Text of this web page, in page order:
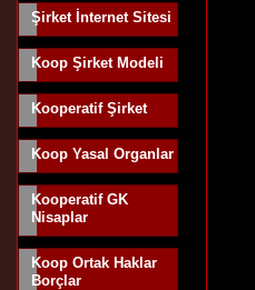
Şirket İnternet Sitesi
Koop Şirket Modeli
Kooperatif Şirket
Koop Yasal Organlar
Kooperatif GK
Nisaplar
Koop Ortak Haklar
Borçlar